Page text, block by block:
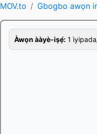
MOV.to Gbogbo awọn
Àwọn ààyè-iṣẹ́: 1